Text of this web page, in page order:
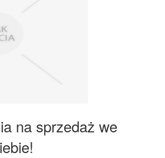
na sprzedaż we